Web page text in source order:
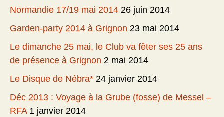
Normandie 17/19 mai 2014 26 juin 2014
Garden-party 2014 à Grignon 23 mai 2014
Le dimanche 25 mai, le Club va fêter ses 25 ans
de présence à Grignon 2 mai 2014
Le Disque de Nébra* 24 janvier 2014
Déc 2013 : Voyage à la Grube (fosse) de Messel –
RFA 1 janvier 2014